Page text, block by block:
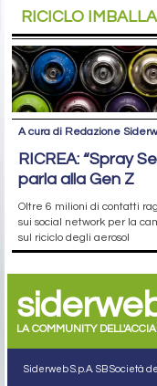
RICICLO
A cura di Redazione
RICREA: “Spray
parla alla Gen Z
Oltre 6 milioni di contatti
sui social network per la
sul riciclo degli aerosol
LA COMMUNITY
Siderweb S.p.A. SB Società